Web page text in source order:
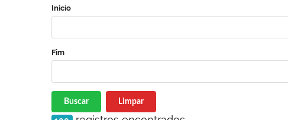
Início
Fim
Buscar Limpar